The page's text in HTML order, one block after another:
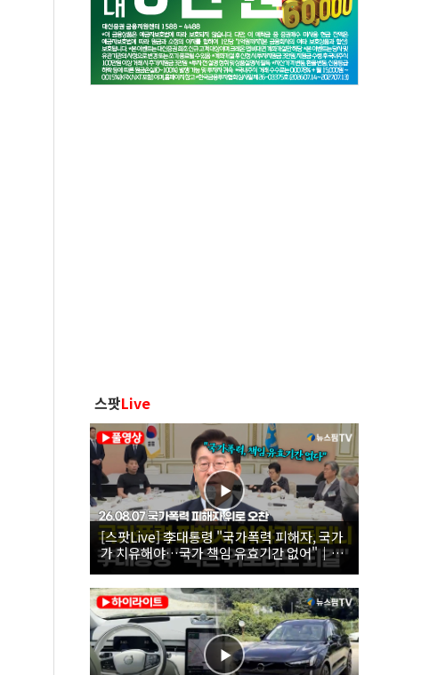
스팟Live
[스팟Live] 李대통령 "국가폭력 피해자, 국가
가 치유해야…국가 책임 유효기간 없어"｜
26.08.07 국가폭력 피해자 위로 오찬